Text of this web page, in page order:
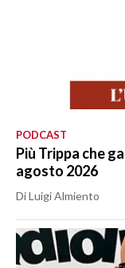
PODCAST
Più Trippa che
agosto 2026
Di Luigi Almiento